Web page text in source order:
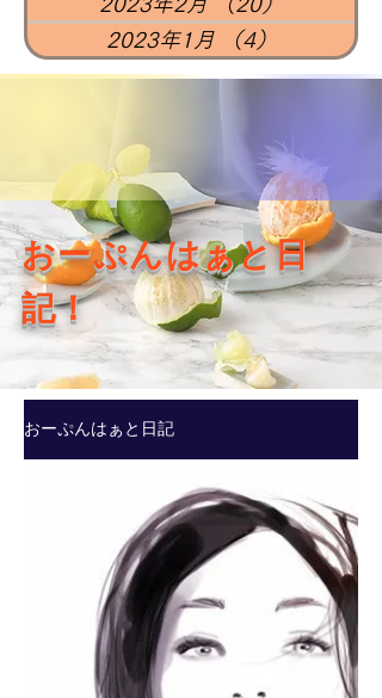
2023年1月
（4） 4件の記事
​おーぷんはぁと日
記！​
おーぷんはぁと日記